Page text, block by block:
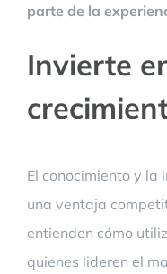
parte de la
Invierte
El conocimiento y la
una ventaja
entienden cómo
quienes lideren el